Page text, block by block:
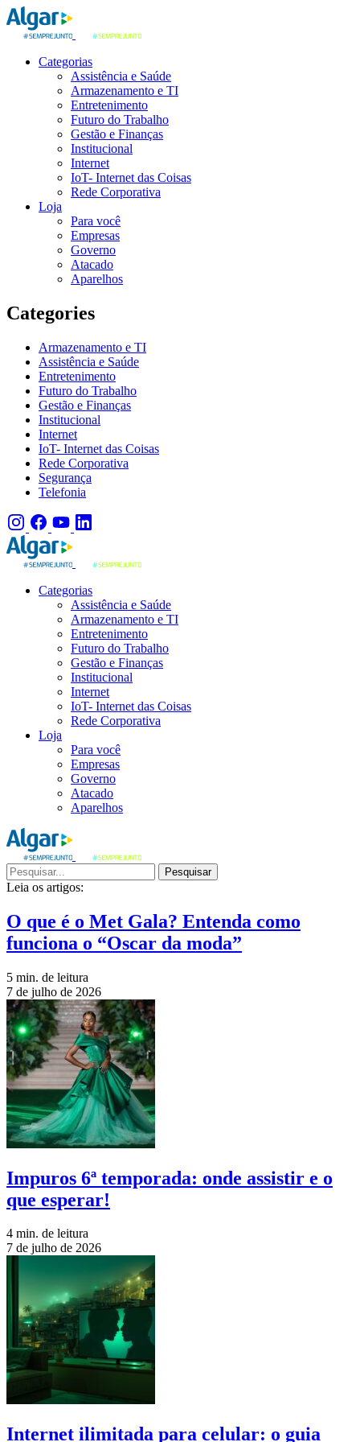
Categorias
Assistência e Saúde
Armazenamento e TI
Entretenimento
Futuro do Trabalho
Gestão e Finanças
Institucional
Internet
IoT- Internet das Coisas
Rede Corporativa
Loja
Para você
Empresas
Governo
Atacado
Aparelhos
Categories
Armazenamento e TI
Assistência e Saúde
Entretenimento
Futuro do Trabalho
Gestão e Finanças
Institucional
Internet
IoT- Internet das Coisas
Rede Corporativa
Segurança
Telefonia
Categorias
Assistência e Saúde
Armazenamento e TI
Entretenimento
Futuro do Trabalho
Gestão e Finanças
Institucional
Internet
IoT- Internet das Coisas
Rede Corporativa
Loja
Para você
Empresas
Governo
Atacado
Aparelhos
Pesquisar
Leia os artigos:
O que é o Met Gala? Entenda como
funciona o “Oscar da moda”
5 min. de leitura
7 de julho de 2026
Impuros 6ª temporada: onde assistir e o
que esperar!
4 min. de leitura
7 de julho de 2026
Internet ilimitada para celular: o guia